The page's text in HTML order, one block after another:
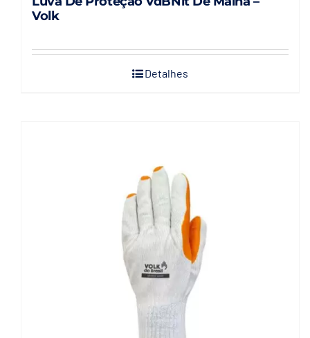
Volk
Detalhes